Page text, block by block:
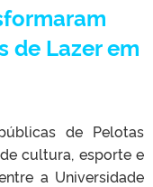
de Lazer em
de Pelotas
cultura, esporte e
a Universidade